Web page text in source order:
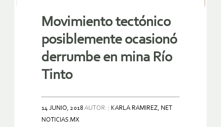
Movimiento tectónico
posiblemente ocasionó
derrumbe en mina Río
Tinto
14 JUNIO, 2018 AUTOR:
KARLA RAMIREZ, NET
NOTICIAS.MX